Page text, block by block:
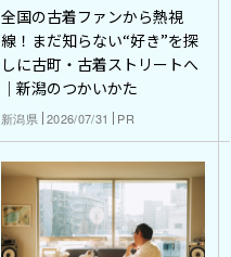
全国の古着ファンから熱視
線！まだ知らない“好き”を探
しに古町・古着ストリートへ
｜新潟のつかいかた
新潟県 2026/07/31 PR